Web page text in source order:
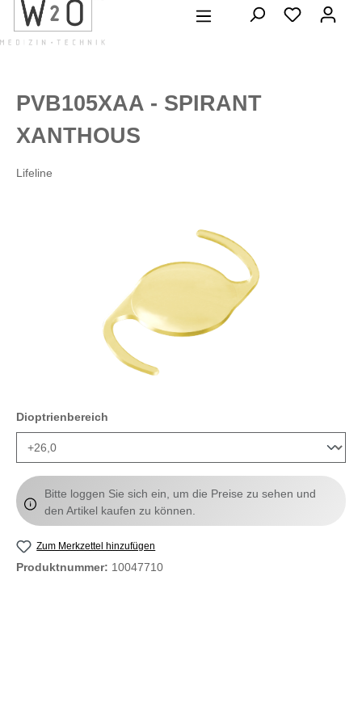
springen
PVB105XAA - SPIRANT
XANTHOUS
Lifeline
Dioptrienbereich
Bitte loggen Sie sich ein, um die Preise zu sehen und
den Artikel kaufen zu können.
Zum Merkzettel hinzufügen
Produktnummer: 10047710